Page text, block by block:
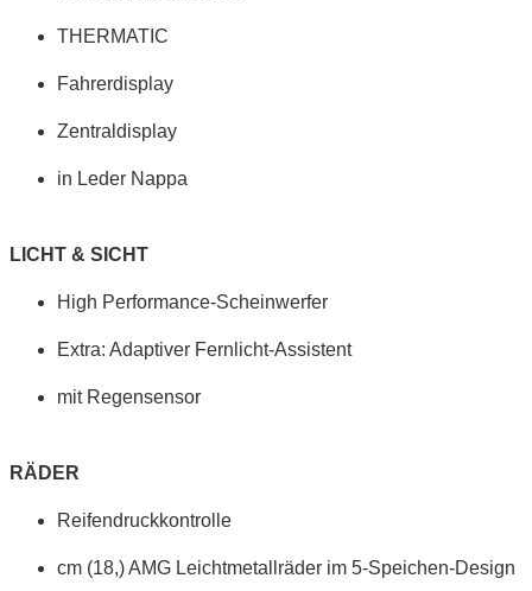
THERMATIC
Fahrerdisplay
Zentraldisplay
in Leder Nappa
LICHT & SICHT
High Performance-Scheinwerfer
Extra: Adaptiver Fernlicht-Assistent
mit Regensensor
RÄDER
Reifendruckkontrolle
cm (18,) AMG Leichtmetallräder im 5-Speichen-Design